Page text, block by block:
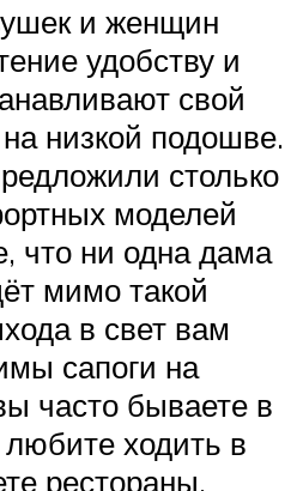
и женщин
удобству и
свой
низкой подошве.
столько
моделей
что ни одна дама
мимо такой
в свет вам
сапоги на
часто бываете в
любите ходить в
рестораны,